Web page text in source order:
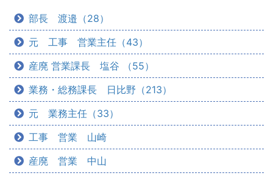
部長 渡邉（28）
元 工事 営業主任（43）
産廃 営業課長 塩谷 （55）
業務・総務課長 日比野（213）
元 業務主任（33）
工事 営業 山崎
産廃 営業 中山